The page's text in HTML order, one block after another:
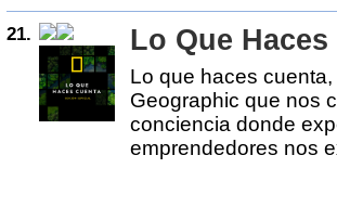
21. Lo Que
Lo que haces
Geographic que nos
conciencia donde
emprendedores nos